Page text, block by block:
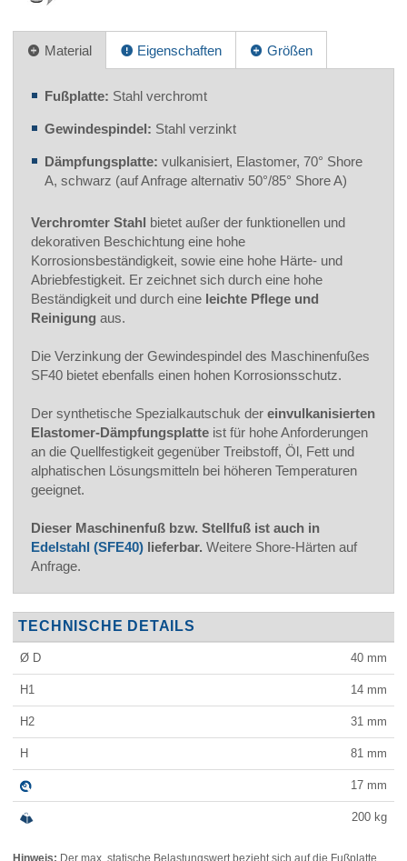
Material Eigenschaften Größen
Fußplatte: Stahl verchromt
Gewindespindel: Stahl verzinkt
Dämpfungsplatte: vulkanisiert, Elastomer, 70° Shore
A, schwarz (auf Anfrage alternativ 50°/85° Shore A)
Verchromter Stahl bietet außer der funktionellen und
dekorativen Beschichtung eine hohe
Korrosionsbeständigkeit, sowie eine hohe Härte- und
Abriebfestigkeit. Er zeichnet sich durch eine hohe
Beständigkeit und durch eine leichte Pflege und
Reinigung aus.
Die Verzinkung der Gewindespindel des Maschinenfußes
SF40 bietet ebenfalls einen hohen Korrosionsschutz.
Der synthetische Spezialkautschuk der einvulkanisierten
Elastomer-Dämpfungsplatte ist für hohe Anforderungen
an die Quellfestigkeit gegenüber Treibstoff, Öl, Fett und
alphatischen Lösungsmitteln bei höheren Temperaturen
geeignet.
Dieser Maschinenfuß bzw. Stellfuß ist auch in
Edelstahl (SFE40) lieferbar. Weitere Shore-Härten auf
Anfrage.
TECHNISCHE DETAILS
Ø D 40 mm
H1 14 mm
H2 31 mm
H 81 mm
17 mm
200 kg
Hinweis: Der max. statische Belastungswert bezieht sich auf die Fußplatte.